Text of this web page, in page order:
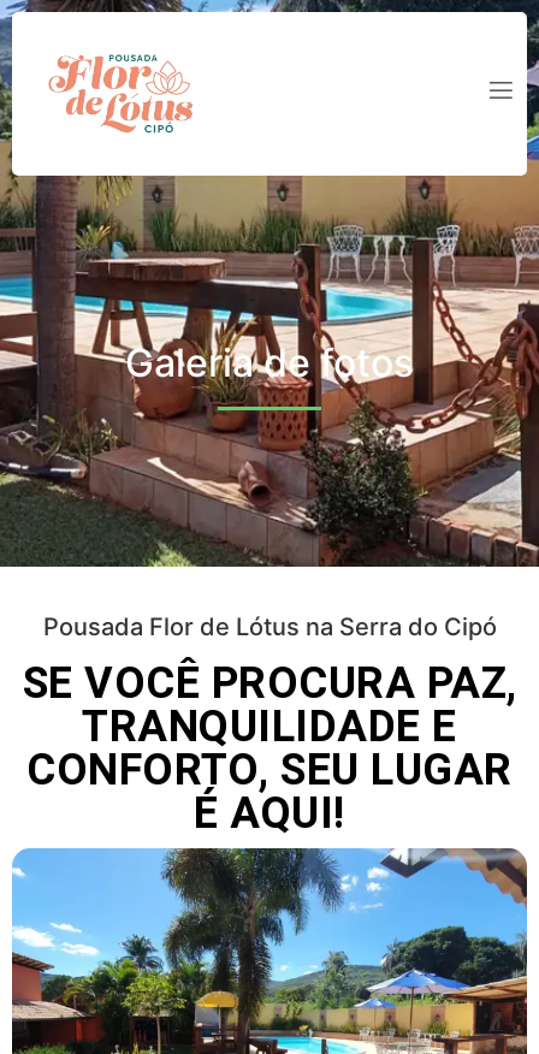
Galeria de fotos
Pousada Flor de Lótus na Serra do Cipó
SE VOCÊ PROCURA PAZ,
TRANQUILIDADE E
CONFORTO, SEU LUGAR
É AQUI!